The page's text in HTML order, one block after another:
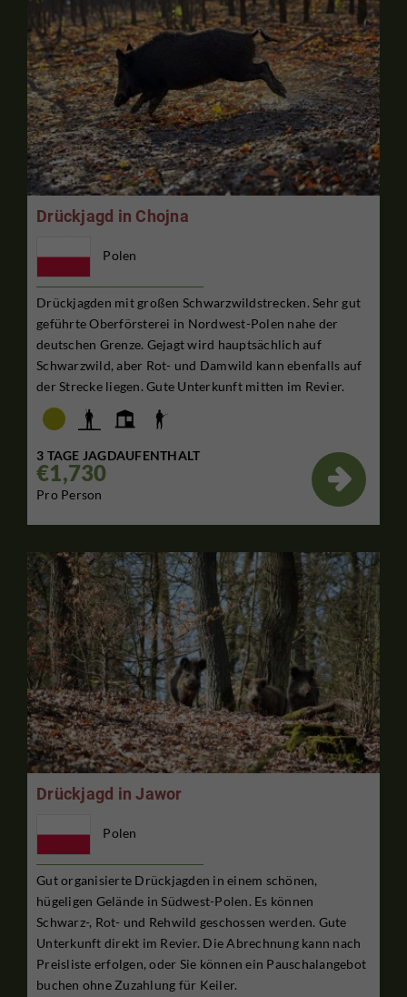
Drückjagd in Chojna
Polen
Drückjagden mit großen Schwarzwildstrecken. Sehr gut
geführte Oberförsterei in Nordwest-Polen nahe der
deutschen Grenze. Gejagt wird hauptsächlich auf
Schwarzwild, aber Rot- und Damwild kann ebenfalls auf
der Strecke liegen. Gute Unterkunft mitten im Revier.
3 TAGE JAGDAUFENTHALT
€1,730
Pro Person

Drückjagd in Jawor
Polen
Gut organisierte Drückjagden in einem schönen,
hügeligen Gelände in Südwest-Polen. Es können
Schwarz-, Rot- und Rehwild geschossen werden. Gute
Unterkunft direkt im Revier. Die Abrechnung kann nach
Preisliste erfolgen, oder Sie können ein Pauschalangebot
buchen ohne Zuzahlung für Keiler.